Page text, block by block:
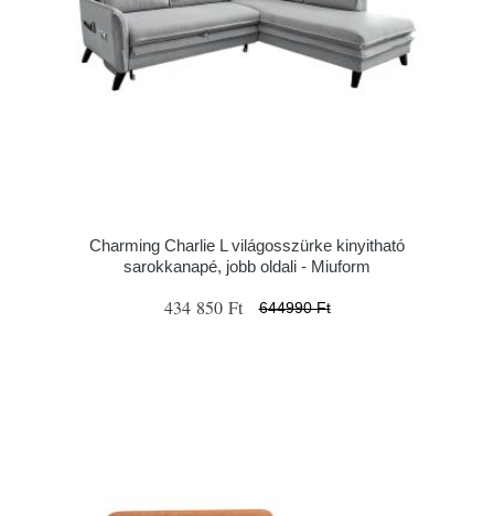
Charming Charlie L világosszürke kinyitható
sarokkanapé, jobb oldali - Miuform
434 850 Ft 644990 Ft